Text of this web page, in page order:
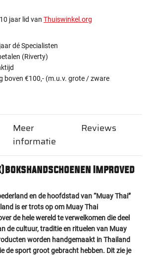
jaar lid van Thuiswinkel.org
dé Specialisten
(Riverty)
boven €100,- (m.u.v. grote / zware
Improved
en de hoofdstad van “Muay Thai”
is er trots op om Muay Thai
de hele wereld te verwelkomen die deel
de cultuur, traditie en rituelen van Muay
worden handgemaakt in Thailand
de sport groot gebracht hebben. Dit zie je
Meer
informatie
Reviews